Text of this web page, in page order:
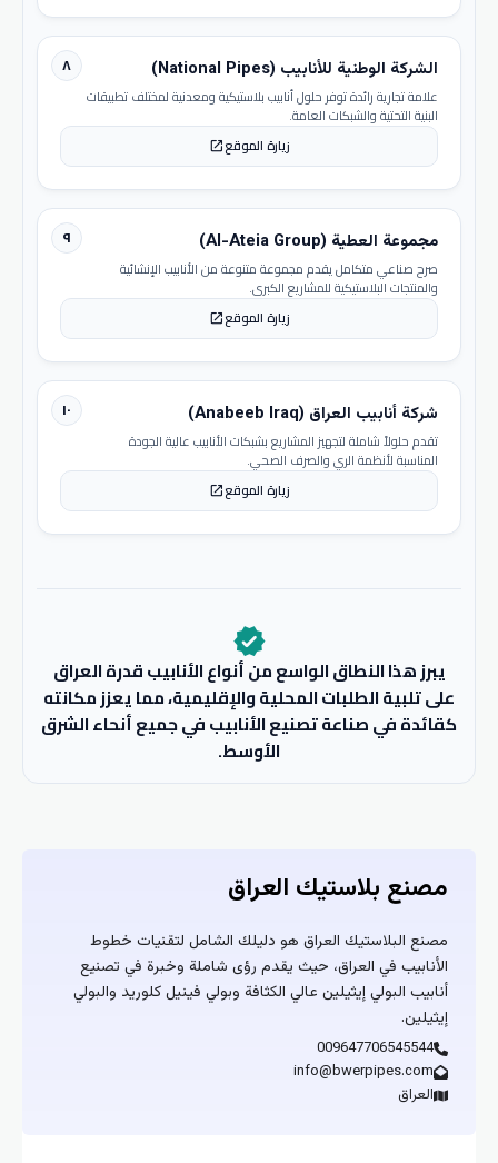
٨ الشركة الوطنية للأنابيب (National Pipes)
علامة تجارية رائدة توفر حلول أنابيب بلاستيكية ومعدنية لمختلف تطبيقات
البنية التحتية والشبكات العامة.
زيارة الموقعopen_in_new
٩ مجموعة العطية (Al-Ateia Group)
صرح صناعي متكامل يقدم مجموعة متنوعة من الأنابيب الإنشائية
والمنتجات البلاستيكية للمشاريع الكبرى.
زيارة الموقعopen_in_new
١٠ شركة أنابيب العراق (Anabeeb Iraq)
تقدم حلولاً شاملة لتجهيز المشاريع بشبكات الأنابيب عالية الجودة
المناسبة لأنظمة الري والصرف الصحي.
زيارة الموقعopen_in_new
verified
يبرز هذا النطاق الواسع من أنواع الأنابيب قدرة العراق
على تلبية الطلبات المحلية والإقليمية، مما يعزز مكانته
كقائدة في صناعة تصنيع الأنابيب في جميع أنحاء الشرق
الأوسط.
مصنع بلاستيك العراق
مصنع البلاستيك العراق هو دليلك الشامل لتقنيات خطوط
الأنابيب في العراق، حيث يقدم رؤى شاملة وخبرة في تصنيع
أنابيب البولي إيثيلين عالي الكثافة وبولي فينيل كلوريد والبولي
إيثيلين.
009647706545544
info@bwerpipes.com
العراق